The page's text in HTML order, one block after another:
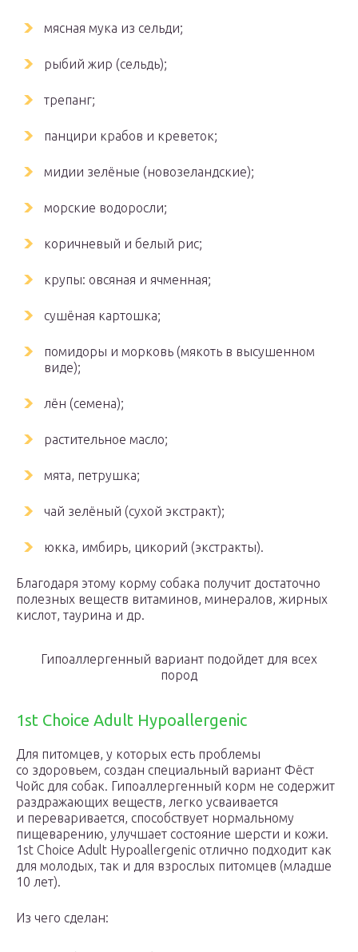
мясная мука из сельди;
рыбий жир (сельдь);
трепанг;
панцири крабов и креветок;
мидии зелёные (новозеландские);
морские водоросли;
коричневый и белый рис;
крупы: овсяная и ячменная;
сушёная картошка;
помидоры и морковь (мякоть в высушенном
виде);
лён (семена);
растительное масло;
мята, петрушка;
чай зелёный (сухой экстракт);
юкка, имбирь, цикорий (экстракты).
Благодаря этому корму собака получит достаточно
полезных веществ витаминов, минералов, жирных
кислот, таурина и др.
Гипоаллергенный вариант подойдет для всех
пород
1st Choice Adult Hypoallergenic
Для питомцев, у которых есть проблемы
со здоровьем, создан специальный вариант Фёст
Чойс для собак. Гипоаллергенный корм не содержит
раздражающих веществ, легко усваивается
и переваривается, способствует нормальному
пищеварению, улучшает состояние шерсти и кожи.
1st Choice Adult Hypoallergenic отлично подходит как
для молодых, так и для взрослых питомцев (младше
10 лет).
Из чего сделан: